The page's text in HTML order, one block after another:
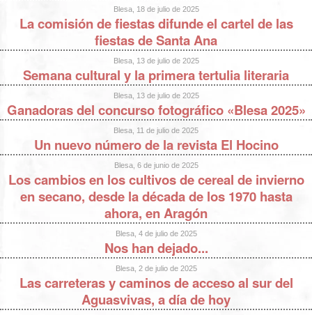
Blesa, 18 de julio de 2025
La comisión de fiestas difunde el cartel de las
fiestas de Santa Ana
Blesa, 13 de julio de 2025
Semana cultural y la primera tertulia literaria
Blesa, 13 de julio de 2025
Ganadoras del concurso fotográfico «Blesa 2025»
Blesa, 11 de julio de 2025
Un nuevo número de la revista El Hocino
Blesa, 6 de junio de 2025
Los cambios en los cultivos de cereal de invierno
en secano, desde la década de los 1970 hasta
ahora, en Aragón
Blesa, 4 de julio de 2025
Nos han dejado...
Blesa, 2 de julio de 2025
Las carreteras y caminos de acceso al sur del
Aguasvivas, a día de hoy